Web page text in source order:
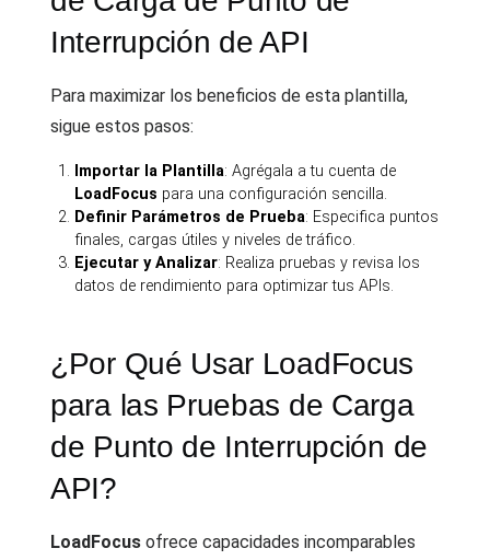
Interrupción de API
Para maximizar los beneficios de esta plantilla,
sigue estos pasos:
Importar la Plantilla: Agrégala a tu cuenta de
LoadFocus para una configuración sencilla.
Definir Parámetros de Prueba: Especifica puntos
finales, cargas útiles y niveles de tráfico.
Ejecutar y Analizar: Realiza pruebas y revisa los
datos de rendimiento para optimizar tus APIs.
¿Por Qué Usar LoadFocus
para las Pruebas de Carga
de Punto de Interrupción de
API?
LoadFocus ofrece capacidades incomparables